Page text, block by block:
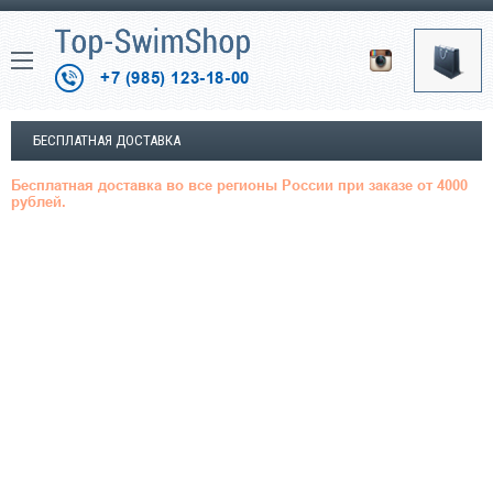
+7 (985) 123-18-00
БЕСПЛАТНАЯ ДОСТАВКА
Бесплатная доставка во все регионы России при заказе от 4000
рублей.